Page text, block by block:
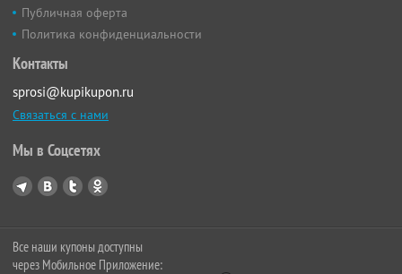
Публичная оферта
Политика конфиденциальности
Контакты
sprosi@kupikupon.ru
Связаться с нами
Мы в Соцсетях
Все наши купоны доступны
через Мобильное Приложение: